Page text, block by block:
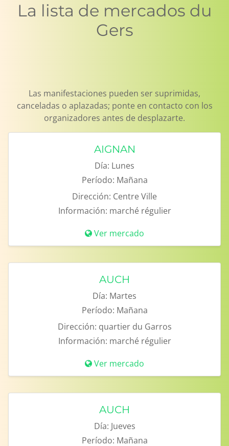
La lista de mercados du
Gers
Las manifestaciones pueden ser suprimidas,
canceladas o aplazadas; ponte en contacto con los
organizadores antes de desplazarte.
AIGNAN
Día: Lunes
Período: Mañana
Dirección: Centre Ville
Información: marché régulier
Ver mercado
AUCH
Día: Martes
Período: Mañana
Dirección: quartier du Garros
Información: marché régulier
Ver mercado
AUCH
Día: Jueves
Período: Mañana